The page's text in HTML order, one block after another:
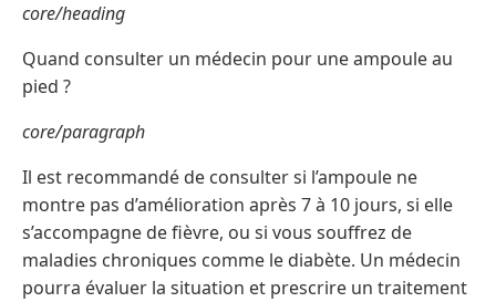
core/heading
Quand consulter un médecin pour une ampoule au
pied ?
core/paragraph
Il est recommandé de consulter si l’ampoule ne
montre pas d’amélioration après 7 à 10 jours, si elle
s’accompagne de fièvre, ou si vous souffrez de
maladies chroniques comme le diabète. Un médecin
pourra évaluer la situation et prescrire un traitement